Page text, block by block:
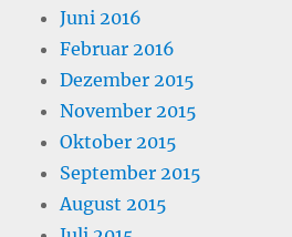
Juni 2016
Februar 2016
Dezember 2015
November 2015
Oktober 2015
September 2015
August 2015